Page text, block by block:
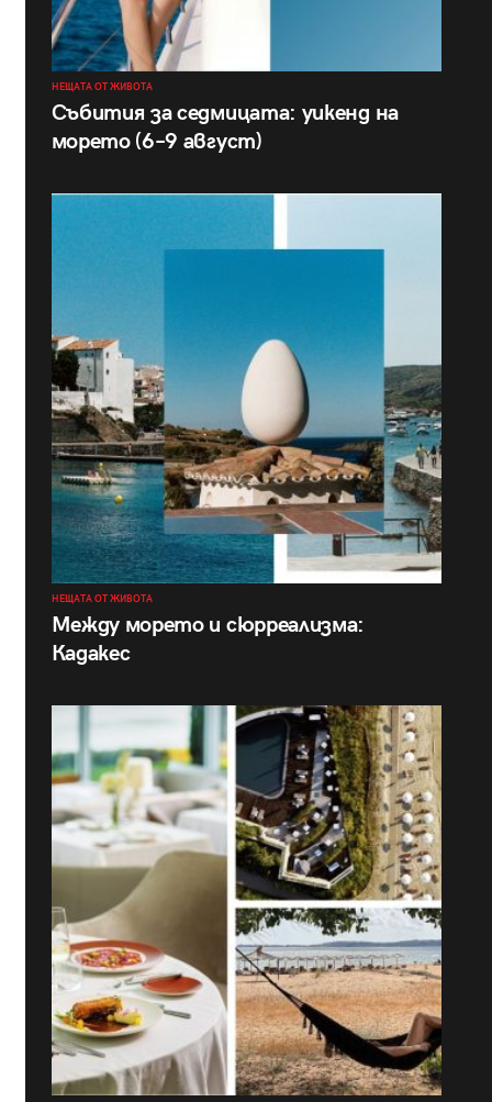
НЕЩАТА ОТ ЖИВОТА
Събития за седмицата: уикенд на
морето (6–9 август)
НЕЩАТА ОТ ЖИВОТА
Между морето и сюрреализма:
Кадакес